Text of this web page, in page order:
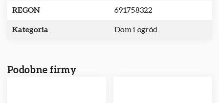
REGON 691758322
Kategoria Dom i ogród
Podobne firmy